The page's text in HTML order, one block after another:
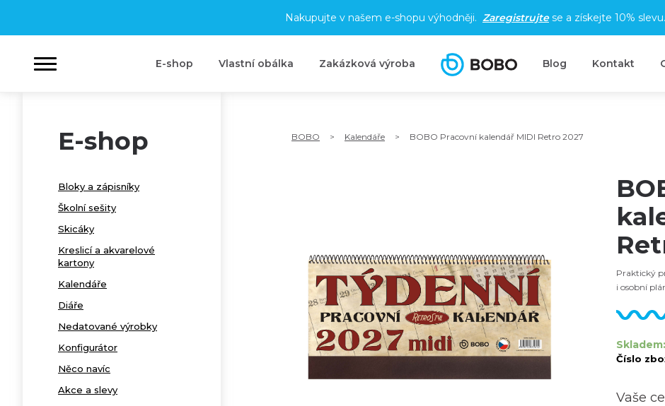
Nakupujte v našem e-shopu výhodněji. Zaregistrujtese a získejte 10% slevu.
E-shop Vlastní obálka Zakázková výroba Blog Kontakt
E-shop
Bloky a zápisníky
Školní sešity
Skicáky
Kreslicí a akvarelové
kartony
Kalendáře
Diáře
Nedatované výrobky
Konfigurátor
Něco navíc
Akce a slevy
BOBO > Kalendáře > BOBO Pracovní kalendář MIDI Retro 2027
Praktický
i osobní
Číslo
Vaše